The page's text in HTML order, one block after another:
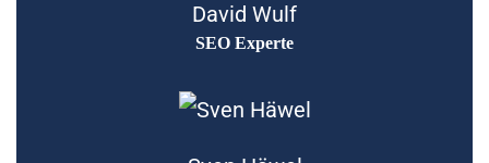
David Wulf
SEO Experte